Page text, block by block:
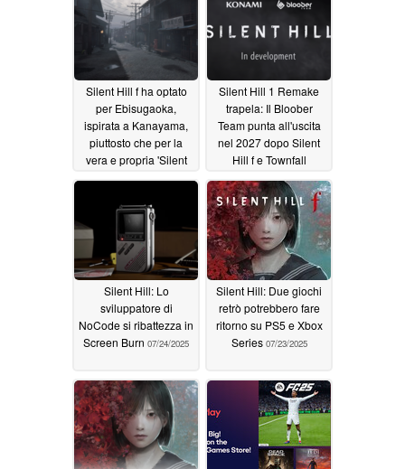
Silent Hill f ha optato
per Ebisugaoka,
ispirata a Kanayama,
piuttosto che per la
vera e propria 'Silent
Hill', a causa del Monte
distrarre i giocatori
08/01/2025
Silent Hill 1 Remake
trapela: Il Bloober
Team punta all'uscita
nel 2027 dopo Silent
Hill f e Townfall
07/25/2025
Silent Hill: Lo
sviluppatore di
NoCode si ribattezza in
Screen Burn 07/24/2025
Silent Hill: Due giochi
retrò potrebbero fare
ritorno su PS5 e Xbox
Series 07/23/2025